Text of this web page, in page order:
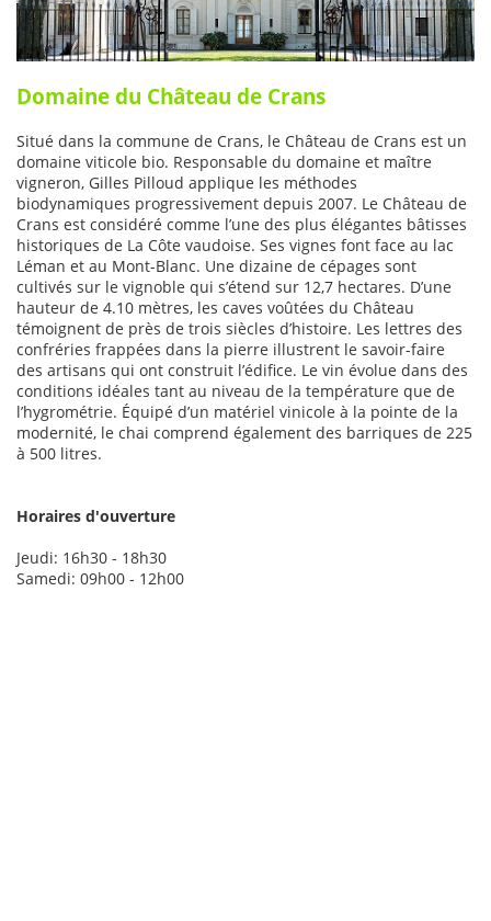
Domaine du Château de Crans
Situé dans la commune de Crans, le Château de Crans est un
domaine viticole bio. Responsable du domaine et maître
vigneron, Gilles Pilloud applique les méthodes
biodynamiques progressivement depuis 2007. Le Château de
Crans est considéré comme l’une des plus élégantes bâtisses
historiques de La Côte vaudoise. Ses vignes font face au lac
Léman et au Mont-Blanc. Une dizaine de cépages sont
cultivés sur le vignoble qui s’étend sur 12,7 hectares. D’une
hauteur de 4.10 mètres, les caves voûtées du Château
témoignent de près de trois siècles d’histoire. Les lettres des
confréries frappées dans la pierre illustrent le savoir-faire
des artisans qui ont construit l’édifice. Le vin évolue dans des
conditions idéales tant au niveau de la température que de
l’hygrométrie. Équipé d’un matériel vinicole à la pointe de la
modernité, le chai comprend également des barriques de 225
à 500 litres.
Horaires d'ouverture
Jeudi: 16h30 - 18h30
Samedi: 09h00 - 12h00